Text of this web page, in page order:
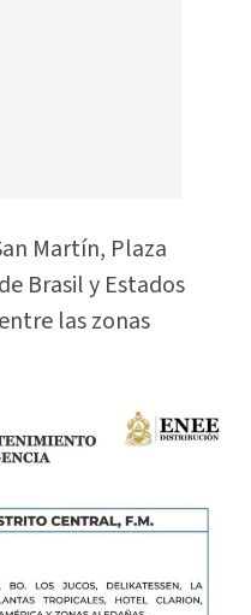
Martín, Plaza
Brasil y Estados
las zonas